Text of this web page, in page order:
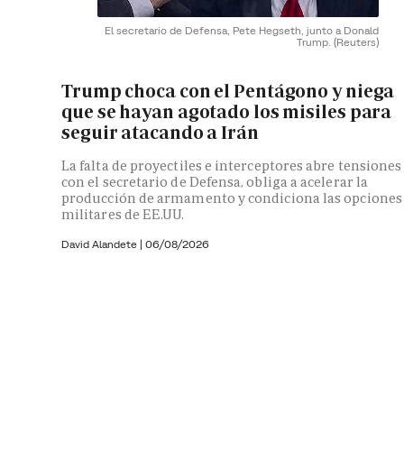
El secretario de Defensa, Pete Hegseth, junto a Donald
Trump. (Reuters)
Trump choca con el Pentágono y niega
que se hayan agotado los misiles para
seguir atacando a Irán
La falta de proyectiles e interceptores abre tensiones
con el secretario de Defensa, obliga a acelerar la
producción de armamento y condiciona las opciones
militares de EE.UU.
David Alandete | 06/08/2026